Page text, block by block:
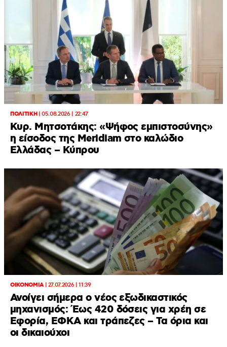
ΠΟΛΙΤΙΚΗ|05.08.2026 | 22:47
Κυρ. Μητσοτάκης: «Ψήφος εμπιστοσύνης»
η είσοδος της Meridiam στο καλώδιο
Ελλάδας – Κύπρου
ΟΙΚΟΝΟΜΙΑ| 27.07.2026 | 11:39
Ανοίγει σήμερα ο νέος εξωδικαστικός
μηχανισμός: Έως 420 δόσεις για χρέη σε
Εφορία, ΕΦΚΑ και τράπεζες – Τα όρια και
οι δικαιούχοι